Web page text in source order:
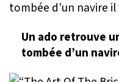
Un ado retrouve
tombée d’un